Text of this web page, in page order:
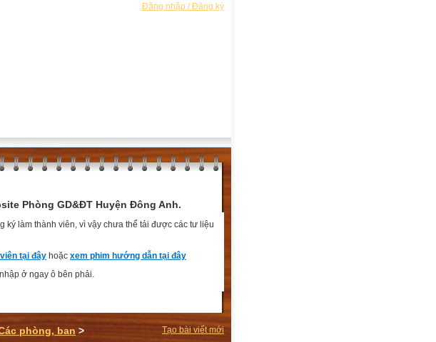
Đăng nhập / Đăng ký
Phòng GD&ĐT Huyện Đông Anh.
ký làm thành viên, vì vậy chưa thể tải được các tư liệu
tại đây hoặc xem phim hướng dẫn tại đây
ở ngay ô bên phải.
phòng, ban > Tạo bài viết mới